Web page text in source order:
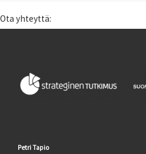
Ota yhteyttä:
Petri Tapio